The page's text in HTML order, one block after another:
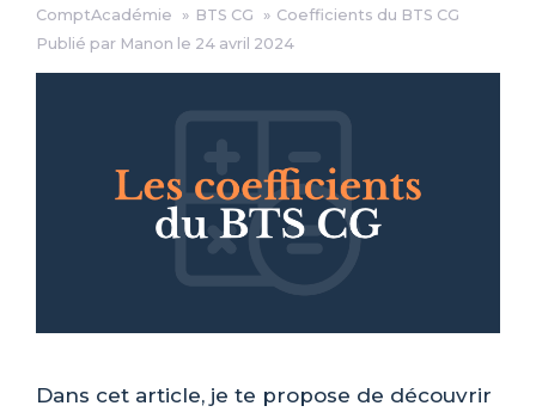
ComptAcadémie BTS CG
Coefficients du BTS CG
Publié par Manon le 24 avril 2024
Dans cet article, je te propose de découvrir